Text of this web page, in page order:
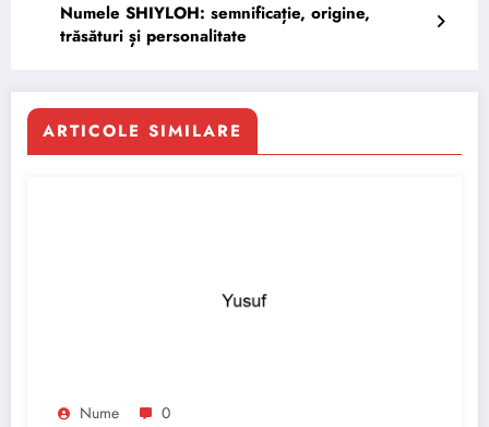
Numele SHIYLOH: semnificație, origine,
trăsături și personalitate
ARTICOLE SIMILARE
Nume 0